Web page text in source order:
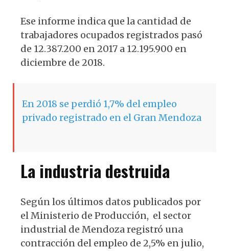
Ese informe indica que la cantidad de
trabajadores ocupados registrados pasó
de 12.387.200 en 2017 a 12.195.900 en
diciembre de 2018.
En 2018 se perdió 1,7% del empleo
privado registrado en el Gran Mendoza
La industria destruida
Según los últimos datos publicados por
el Ministerio de Producción, el sector
industrial de Mendoza registró una
contracción del empleo de 2,5% en julio,